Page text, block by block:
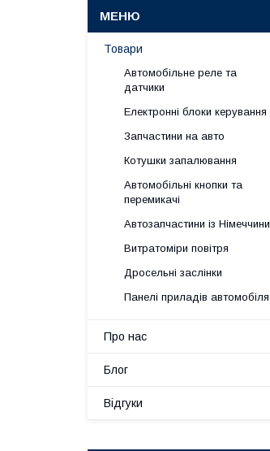
Товари
Автомобільне реле та
датчики
Електронні блоки керування
Запчастини на авто
Котушки запалювання
Автомобільні кнопки та
перемикачі
Автозапчастини із Німеччини
Витратоміри повітря
Дросельні заслінки
Панелі приладів автомобіля
Про нас
Блог
Відгуки